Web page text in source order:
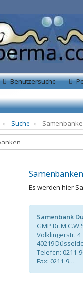
Benutzersuche
Suche
Es werden hier
Samenbank
GMP
Völklingerstr. 4
40219
Telefon: 0211-
Fax: 0211-9…